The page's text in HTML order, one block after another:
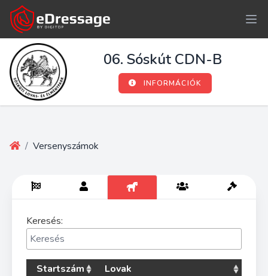
06. Sóskút CDN-B
INFORMÁCIÓK
/ Versenyszámok
Keresés:
Startszám
Lovak